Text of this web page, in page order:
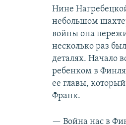
Нине
небольшом
войны она
несколько раз
деталях. Начало
ребенком в
ее главы,
Франк.
— Война нас в